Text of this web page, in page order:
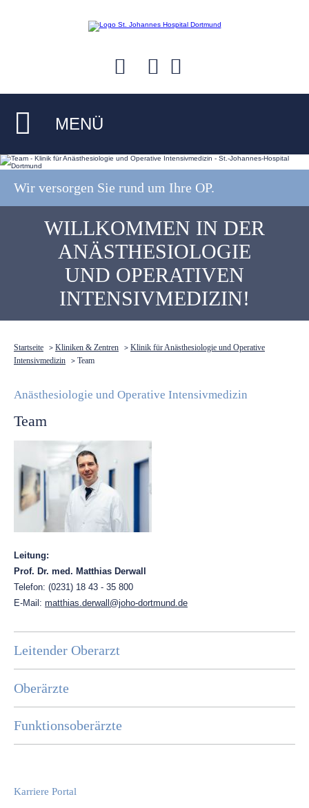
MENÜ
WILLKOMMEN IN DER
ANÄSTHESIOLOGIE
UND OPERATIVEN
INTENSIVMEDIZIN!
Wir versorgen Sie rund um Ihre OP.
Startseite > Kliniken & Zentren > Klinik für Anästhesiologie und Operative
Intensivmedizin
> Team
Anästhesiologie und Operative Intensivmedizin
Team
Leitung:
Prof. Dr. med. Matthias Derwall
Telefon: (0231) 18 43 - 35 800
E-Mail: matthias.derwall@joho-dortmund.de
Leitender Oberarzt
Oberärzte
Funktionsoberärzte
Karriere Portal